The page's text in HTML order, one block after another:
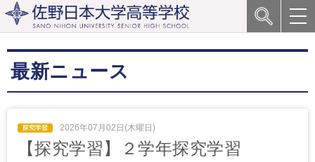
最新ニュース
2026年07月02日(木曜日)
【探究学習】２学年探究学習